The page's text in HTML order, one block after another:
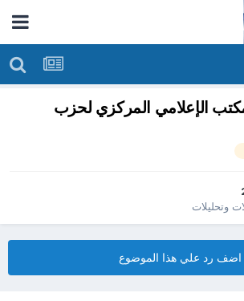
الإعلامي المركزي لحزب
وتحليلات
اضف رد علي هذا الموضوع